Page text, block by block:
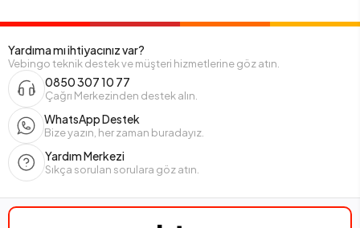
Yardıma mı ihtiyacınız var?
Vebingo teknik destek ve müşteri hizmetlerine göz atın.
0850 307 10 77
Çağrı Merkezinden destek alın.
WhatsApp Destek
Bize yazın, her zaman buradayız.
Yardım Merkezi
Sıkça sorulan sorulara göz atın.